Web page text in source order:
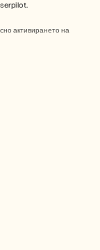
активирането на